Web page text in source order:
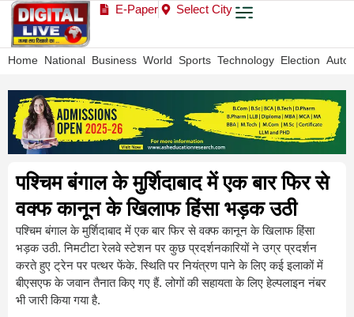
E-Paper Select City
Home National Business World Sports Technology Election Auto
पश्चिम बंगाल के मुर्शिदाबाद में एक बार फिर से
वक्फ कानून के खिलाफ हिंसा भड़क उठी
पश्चिम बंगाल के मुर्शिदाबाद में एक बार फिर से वक्फ कानून के खिलाफ हिंसा
भड़क उठी. निमटीटा रेलवे स्टेशन पर कुछ प्रदर्शनकारियों ने उग्र प्रदर्शन
करते हुए ट्रेन पर पत्थर फेंके. स्थिति पर नियंत्रण पाने के लिए कई इलाकों में
बीएसएफ के जवान तैनात किए गए हैं. लोगों की सहायता के लिए हेल्पलाइन नंबर
भी जारी किया गया है.